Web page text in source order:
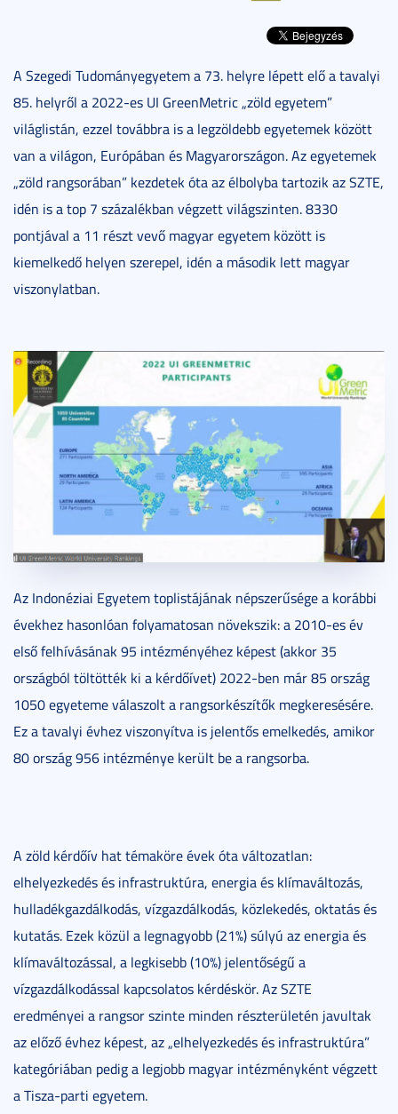
A Szegedi Tudományegyetem a 73. helyre lépett elő a tavalyi
85. helyről a 2022-es UI GreenMetric „zöld egyetem”
világlistán, ezzel továbbra is a legzöldebb egyetemek között
van a világon, Európában és Magyarországon. Az egyetemek
„zöld rangsorában” kezdetek óta az élbolyba tartozik az SZTE,
idén is a top 7 százalékban végzett világszinten. 8330
pontjával a 11 részt vevő magyar egyetem között is
kiemelkedő helyen szerepel, idén a második lett magyar
viszonylatban.
Az Indonéziai Egyetem toplistájának népszerűsége a korábbi
évekhez hasonlóan folyamatosan növekszik: a 2010-es év
első felhívásának 95 intézményéhez képest (akkor 35
országból töltötték ki a kérdőívet) 2022-ben már 85 ország
1050 egyeteme válaszolt a rangsorkészítők megkeresésére.
Ez a tavalyi évhez viszonyítva is jelentős emelkedés, amikor
80 ország 956 intézménye került be a rangsorba.
A zöld kérdőív hat témaköre évek óta változatlan:
elhelyezkedés és infrastruktúra, energia és klímaváltozás,
hulladékgazdálkodás, vízgazdálkodás, közlekedés, oktatás és
kutatás. Ezek közül a legnagyobb (21%) súlyú az energia és
klímaváltozással, a legkisebb (10%) jelentőségű a
vízgazdálkodással kapcsolatos kérdéskör. Az SZTE
eredményei a rangsor szinte minden részterületén javultak
az előző évhez képest, az „elhelyezkedés és infrastruktúra”
kategóriában pedig a legjobb magyar intézményként végzett
a Tisza-parti egyetem.